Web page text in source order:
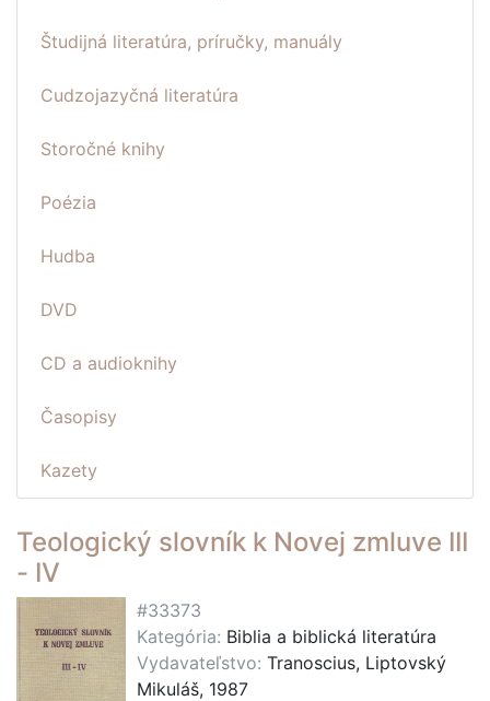
Študijná literatúra, príručky, manuály
Cudzojazyčná literatúra
Storočné knihy
Poézia
Hudba
DVD
CD a audioknihy
Časopisy
Kazety
Teologický slovník k Novej zmluve III
- IV
#33373
Kategória: Biblia a biblická literatúra
Vydavateľstvo: Tranoscius, Liptovský
Mikuláš, 1987